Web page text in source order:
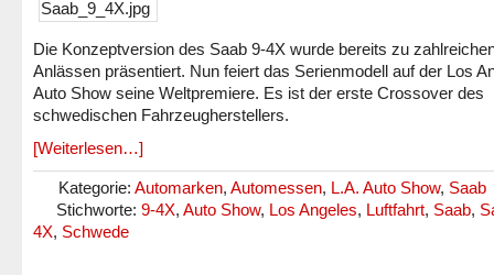
Die Konzeptversion des Saab 9-4X wurde bereits zu
Anlässen präsentiert. Nun feiert das Serienmodell auf der Los
Auto Show seine Weltpremiere. Es ist der erste Crossover des
schwedischen Fahrzeugherstellers.
[Weiterlesen…]
Kategorie: Automarken, Automessen, L.A. Auto Show, Saab
Stichworte: 9-4X, Auto Show, Los Angeles, Luftfahrt, Saab,
4X, Schwede